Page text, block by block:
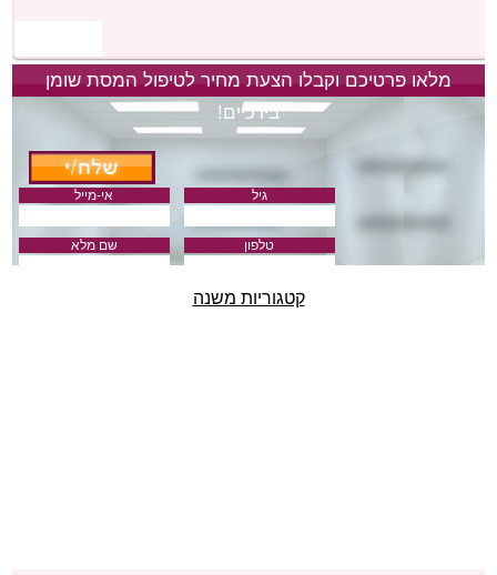
מלאו פרטיכם וקבלו הצעת מחיר לטיפול המסת שומן
בירכיים!
אי-מייל גיל
שם מלא טלפון
קטגוריות משנה